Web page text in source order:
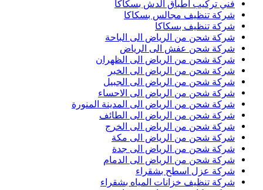
فني تركيب اطباق الدش بسكاكا
شركة تنظيف مجالس بسكاكا
شركة تنظيف بسكاكا
شركة شحن من الرياض الى الباحة
شركة شحن عفش الى الرياض
شركة شحن من الرياض الى الظهران
شركة شحن من الرياض الى الخبر
شركة شحن من الرياض الى الجبيل
شركة شحن من الرياض الى الاحساء
شركة شحن من الرياض الى المدينة المنورة
شركة شحن من الرياض الى الطائف
شركة شحن من الرياض الى الخرج
شركة شحن من الرياض الى مكة
شركة شحن من الرياض الى جدة
شركة شحن من الرياض الى الدمام
شركة عزل اسطح بشقراء
شركة تنظيف خزانات المياه بشقراء